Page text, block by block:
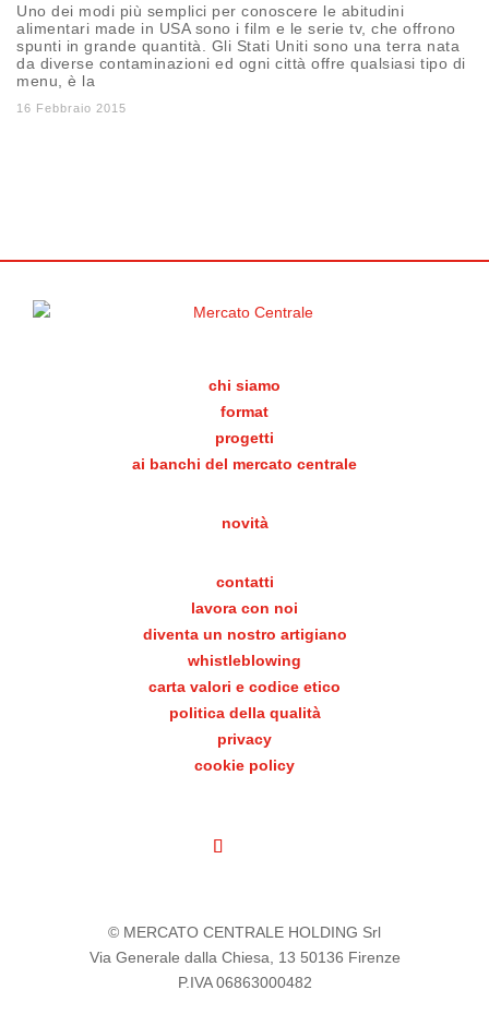
Uno dei modi più semplici per conoscere le abitudini
alimentari made in USA sono i film e le serie tv, che offrono
spunti in grande quantità. Gli Stati Uniti sono una terra nata
da diverse contaminazioni ed ogni città offre qualsiasi tipo di
menu, è la
16 Febbraio 2015
chi siamo
format
progetti
ai banchi del mercato centrale
novità
contatti
lavora con noi
diventa un nostro artigiano
whistleblowing
carta valori e codice etico
politica della qualità
privacy
cookie policy
© MERCATO CENTRALE HOLDING Srl
Via Generale dalla Chiesa, 13 50136 Firenze
P.IVA 06863000482